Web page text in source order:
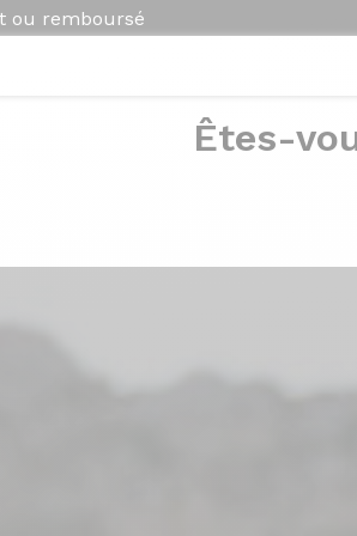
ou remboursé
Êtes-